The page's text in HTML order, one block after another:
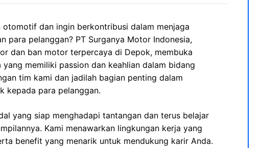
otomotif dan ingin berkontribusi dalam menjaga
para pelanggan? PT Surganya Motor Indonesia,
dan ban motor terpercaya di Depok, membuka
yang memiliki passion dan keahlian dalam bidang
tim kami dan jadilah bagian penting dalam
kepada para pelanggan.
yang siap menghadapi tantangan dan terus belajar
Kami menawarkan lingkungan kerja yang
benefit yang menarik untuk mendukung karir Anda.